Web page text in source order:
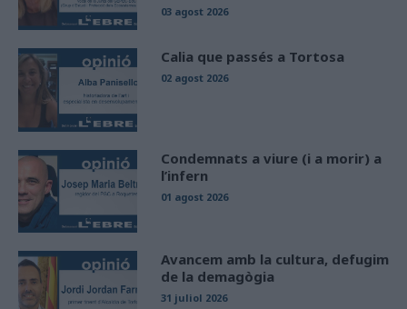
03 agost 2026
Calia que passés a Tortosa
02 agost 2026
Condemnats a viure (i a morir) a
l’infern
01 agost 2026
Avancem amb la cultura, defugim
de la demagògia
31 juliol 2026